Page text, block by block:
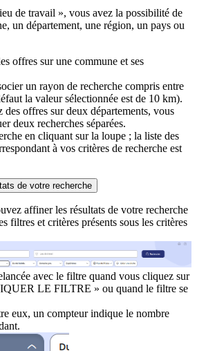
de travail », vous avez la possibilité de
un département, une région, un pays ou
offres sur une commune et ses
un rayon de recherche compris entre
la valeur sélectionnée est de 10 km).
des offres sur deux départements, vous
deux recherches séparées.
en cliquant sur la loupe ; la liste des
à vos critères de recherche est
de votre recherche
affiner les résultats de votre recherche
filtres et critères présents sous les critères
avec le filtre quand vous cliquez sur
LE FILTRE » ou quand le filtre se
eux, un compteur indique le nombre